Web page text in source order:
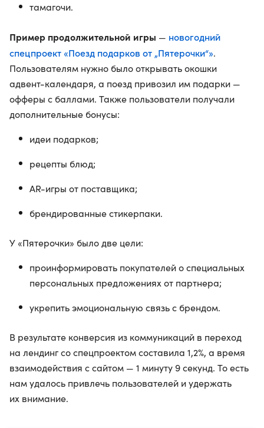
тамагочи.
Пример продолжительной игры — новогодний
спецпроект «Поезд подарков от „Пятерочки“».
Пользователям нужно было открывать окошки
адвент-календаря, а поезд привозил им подарки —
офферы с баллами. Также пользователи получали
дополнительные бонусы:
идеи подарков;
рецепты блюд;
AR-игры от поставщика;
брендированные стикерпаки.
У «Пятерочки» было две цели:
проинформировать покупателей о специальных
персональных предложениях от партнера;
укрепить эмоциональную связь с брендом.
В результате конверсия из коммуникаций в переход
на лендинг со спецпроектом составила 1,2%, а время
взаимодействия с сайтом — 1 минуту 9 секунд. То есть
нам удалось привлечь пользователей и удержать
их внимание.